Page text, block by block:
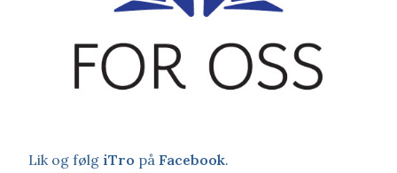
Lik og følg iTro på Facebook.